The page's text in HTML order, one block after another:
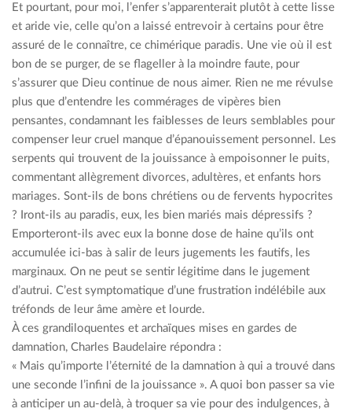
Et pourtant, pour moi, l’enfer s’apparenterait plutôt à cette lisse
et aride vie, celle qu’on a laissé entrevoir à certains pour être
assuré de le connaître, ce chimérique paradis. Une vie où il est
bon de se purger, de se flageller à la moindre faute, pour
s’assurer que Dieu continue de nous aimer. Rien ne me révulse
plus que d’entendre les commérages de vipères bien
pensantes, condamnant les faiblesses de leurs semblables pour
compenser leur cruel manque d’épanouissement personnel. Les
serpents qui trouvent de la jouissance à empoisonner le puits,
commentant allègrement divorces, adultères, et enfants hors
mariages. Sont-ils de bons chrétiens ou de fervents hypocrites
? Iront-ils au paradis, eux, les bien mariés mais dépressifs ?
Emporteront-ils avec eux la bonne dose de haine qu’ils ont
accumulée ici-bas à salir de leurs jugements les fautifs, les
marginaux. On ne peut se sentir légitime dans le jugement
d’autrui. C’est symptomatique d’une frustration indélébile aux
tréfonds de leur âme amère et lourde.
À ces grandiloquentes et archaïques mises en gardes de
damnation, Charles Baudelaire répondra :
« Mais qu’importe l’éternité de la damnation à qui a trouvé dans
une seconde l’infini de la jouissance ». A quoi bon passer sa vie
à anticiper un au-delà, à troquer sa vie pour des indulgences, à